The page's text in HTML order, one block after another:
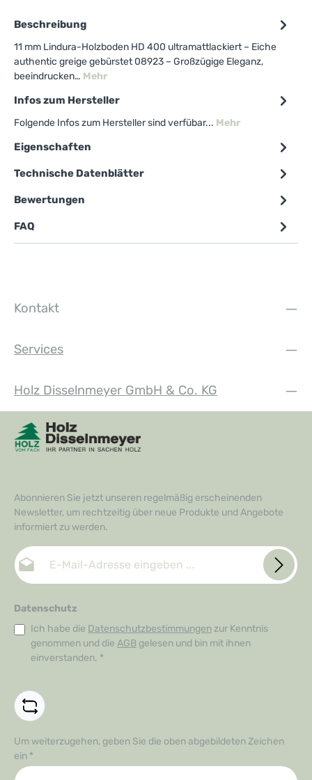
Beschreibung
11 mm Lindura-Holzboden HD 400 ultramattlackiert – Eiche
authentic greige gebürstet 08923 – Großzügige Eleganz,
beeindrucken… Mehr
Infos zum Hersteller
Folgende Infos zum Hersteller sind verfübar... Mehr
Eigenschaften
Technische Datenblätter
Bewertungen
FAQ
Kontakt
Services
Holz Disselnmeyer GmbH & Co. KG
Abonnieren Sie jetzt unseren regelmäßig erscheinenden
Newsletter, um rechtzeitig über neue Produkte und Angebote
informiert zu werden.
E-Mail-Adresse*
Datenschutz
Ich habe die Datenschutzbestimmungen zur Kenntnis
genommen und die AGB gelesen und bin mit ihnen
einverstanden. *
Um weiterzugehen, geben Sie die oben abgebildeten Zeichen
ein *